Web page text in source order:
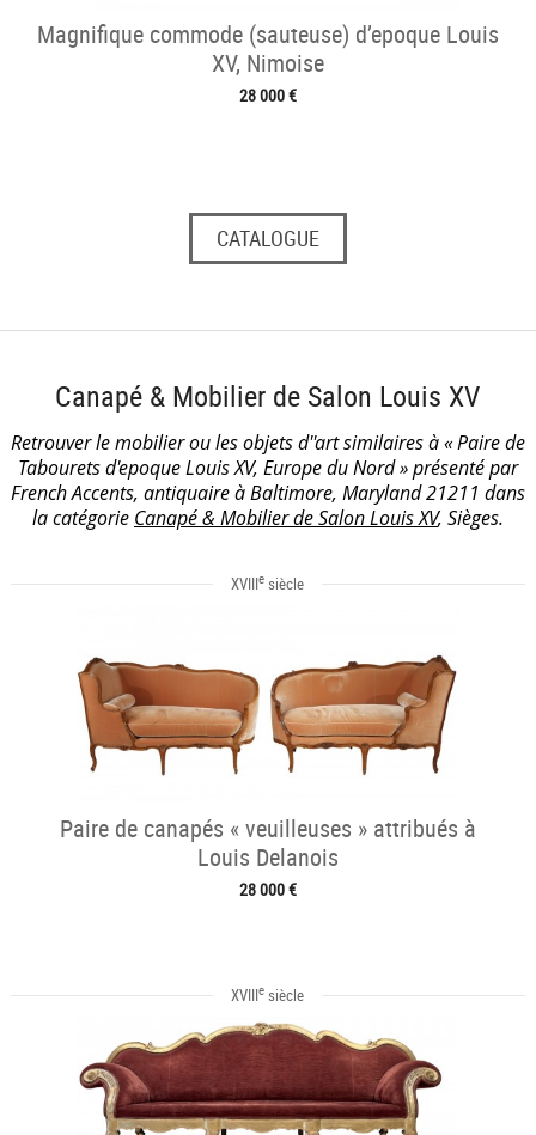
Magnifique commode (sauteuse) d’epoque Louis
XV, Nimoise
28 000 €
CATALOGUE
Canapé & Mobilier de Salon Louis XV
Retrouver le mobilier ou les objets d''art similaires à « Paire de
Tabourets d'epoque Louis XV, Europe du Nord » présenté par
French Accents, antiquaire à Baltimore, Maryland 21211 dans
la catégorie Canapé & Mobilier de Salon Louis XV, Sièges.
XVIIIe siècle
Paire de canapés « veuilleuses » attribués à
Louis Delanois
28 000 €
XVIIIe siècle